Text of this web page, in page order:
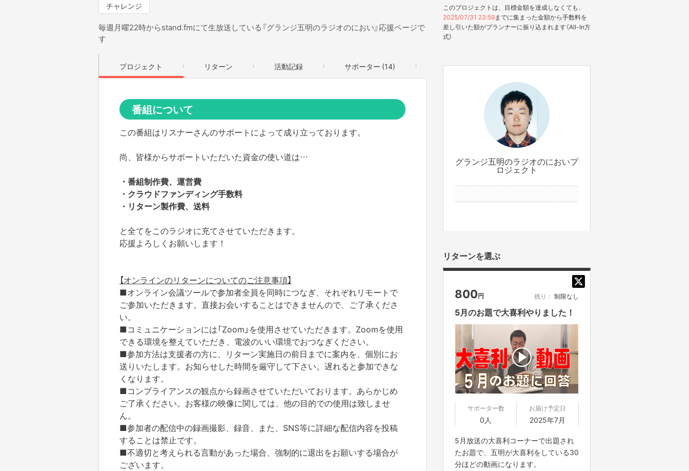
チャレンジ
毎週月曜22時からstand.fmにて生放送している『グランジ五明のラジオのにおい』応援ページで
す
このプロジェクトは、目標金額を達成しなくても、
2025/07/31 23:59までに集まった金額から手数料を
差し引いた額がプランナーに振り込まれます（All-In方
式）
プロジェクト リターン 活動記録 サポーター (14)
番組について
この番組はリスナーさんのサポートによって成り立っております。
尚、皆様からサポートいただいた資金の使い道は…
・番組制作費、運営費
・クラウドファンディング手数料
・リターン製作費、送料
と全てをこのラジオに充てさせていただきます。
応援よろしくお願いします！
【オンラインのリターンについてのご注意事項】
■オンライン会議ツールで参加者全員を同時につなぎ、それぞれリモートで
ご参加いただきます。直接お会いすることはできませんので、ご了承くださ
い。
■コミュニケーションには「Zoom」を使用させていただきます。Zoomを使用
できる環境を整えていただき、電波のいい環境でおつなぎください。
■参加方法は支援者の方に、リターン実施日の前日までに案内を、個別にお
送りいたします。お知らせした時間を厳守して下さい。遅れると参加できな
くなります。
■コンプライアンスの観点から録画させていただいております。あらかじめ
ご了承ください。お客様の映像に関しては、他の目的での使用は致しませ
ん。
■参加者の配信中の録画撮影、録音、また、SNS等に詳細な配信内容を投稿
することは禁止です。
■不適切と考えられる言動があった場合、強制的に退出をお願いする場合が
ございます。
グランジ五明のラジオのにおいプ
ロジェクト
リターンを選ぶ
800円 残り： 制限なし
5月のお題で大喜利やりました！
サポーター数
0人
お届け予定日
2025年7月
5月放送の大喜利コーナーで出題され
たお題で、五明が大喜利をしている30
分ほどの動画になります。